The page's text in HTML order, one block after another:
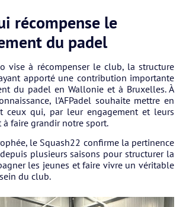
récompense le
du padel
vise à récompenser le club, la structure
apporté une contribution importante
du padel en Wallonie et à Bruxelles. À
l’AFPadel souhaite mettre en
ceux qui, par leur engagement et leurs
à faire grandir notre sport.
le Squash22 confirme la pertinence
plusieurs saisons pour structurer la
les jeunes et faire vivre un véritable
du club.